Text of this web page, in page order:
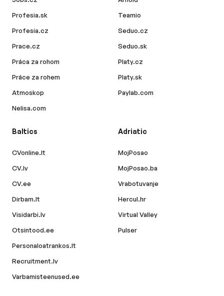
Profesia.sk
Profesia.cz
Prace.cz
Práca za rohom
Práce za rohem
Atmoskop
Nelisa.com
Teamio
Seduo.cz
Seduo.sk
Platy.cz
Platy.sk
Paylab.com
Baltics
CVonline.lt
CV.lv
CV.ee
Dirbam.lt
Visidarbi.lv
Otsintood.ee
Personaloatrankos.lt
Recruitment.lv
Varbamisteenused.ee
Adriatic
MojPosao
MojPosao.ba
Vrabotuvanje
Hercul.hr
Virtual Valley
Pulser